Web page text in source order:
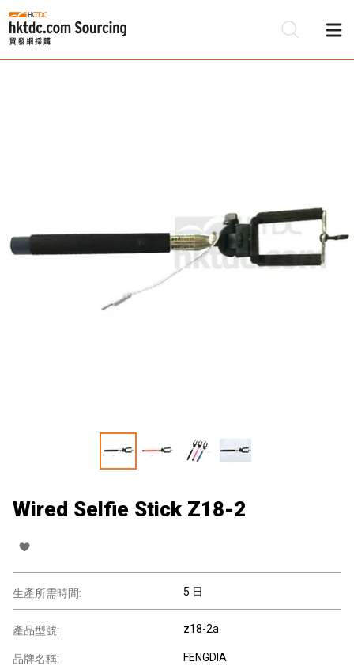
Wired Selfie Stick Z18-2
生產所需時間: 5 日
產品型號: z18-2a
品牌名稱: FENGDIA